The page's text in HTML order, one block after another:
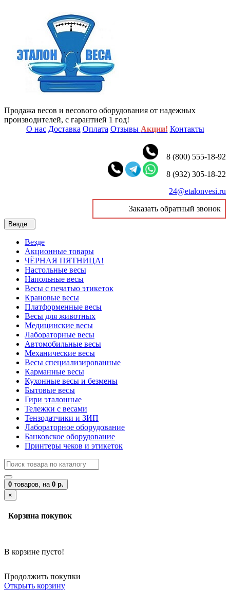
Продажа весов и весового оборудования от надежных
производителей, с гарантией 1 год!
О нас Доставка Оплата Отзывы Акции! Контакты
8 (800) 555-18-92
8 (932) 305-18-22
24@etalonvesi.ru
Заказать обратный звонок
Везде
Везде
Акционные товары
ЧЁРНАЯ ПЯТНИЦА!
Настольные весы
Напольные весы
Весы с печатью этикеток
Крановые весы
Платформенные весы
Весы для животных
Медицинские весы
Лабораторные весы
Автомобильные весы
Механические весы
Весы специализированные
Карманные весы
Кухонные весы и безмены
Бытовые весы
Гири эталонные
Тележки с весами
Тензодатчики и ЗИП
Лабораторное оборудование
Банковское оборудование
Принтеры чеков и этикеток
0 товаров, на 0 р.
×
Корзина покупок
В корзине пусто!
Продолжить покупки
Открыть корзину